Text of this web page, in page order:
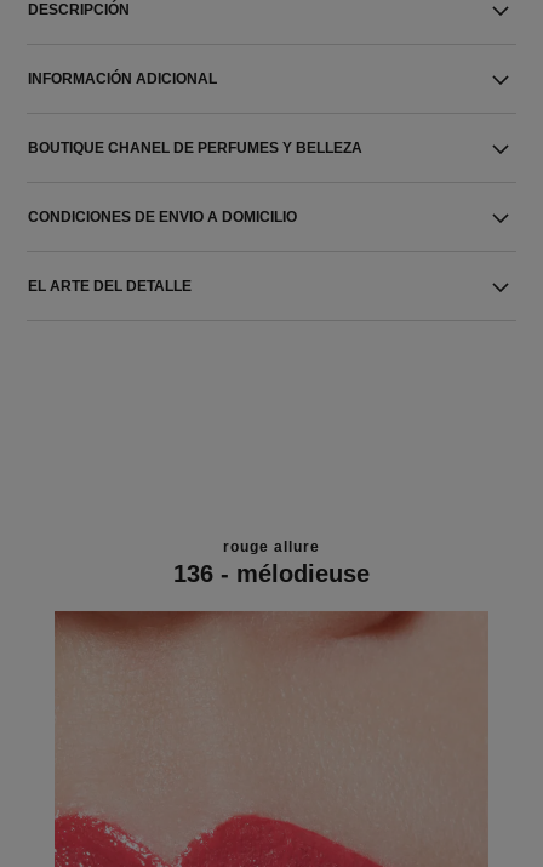
DESCRIPCIÓN
INFORMACIÓN ADICIONAL
BOUTIQUE CHANEL DE PERFUMES Y BELLEZA
CONDICIONES DE ENVIO A DOMICILIO
EL ARTE DEL DETALLE
rouge allure
136 - mélodieuse